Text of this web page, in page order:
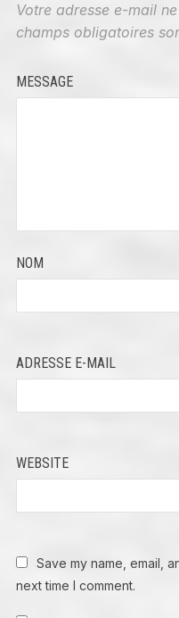
Votre adresse e-mail
champs obligatoires
MESSAGE
NOM
ADRESSE E-MAIL
WEBSITE
Save my name, email,
next time I comment.